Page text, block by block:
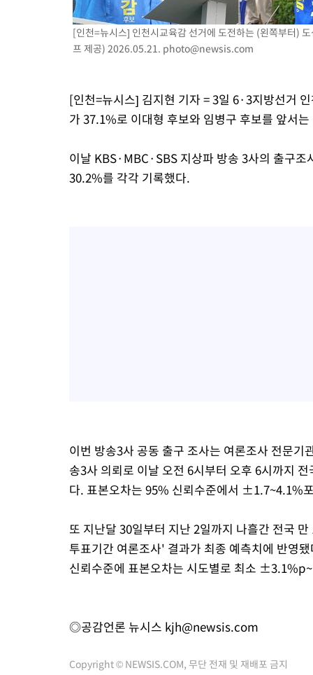
[속보]원·달러 환율, 2.3원 오른 1418.4원 마감
[속보]코스피, 40.89포인트(0.65%) 오른 6299.66 마감
[속보]코스닥, 55.66포인트(6.97%) 오른 854.47 마감
[속보]이 대통령 "2028년 중순까지 광주 군공항 기능 다른 군
으로 임시 배치해 산단 조기 착공"포항스틸야드 관중석 천장 석재 낙하…K리그 전구장 긴급 점검
[속보]코스닥 지수 5%대 급등에 '매수 사이드카' 발동
[속보]원·달러 환율, 오전 9시 1410.3원
[인천=뉴시스] 인천시교육감 선거에 도전하는 (왼쪽부터)
프 제공) 2026.05.21. photo@newsis.com
[인천=뉴시스] 김지현 기자 = 3일 6·3지방선거
가 37.1%로 이대형 후보와 임병구 후보를 앞서
이날 KBS·MBC·SBS 지상파 방송 3사의 출구
30.2%를 각각 기록했다.
이번 방송3사 공동 출구 조사는 여론조사 전문
송3사 의뢰로 이날 오전 6시부터 오후 6시까지
다. 표본오차는 95% 신뢰수준에서 ±1.7~4.1%
또 지난달 30일부터 지난 2일까지 나흘간 전국
투표기간 여론조사' 결과가 최종 예측치에 반영
신뢰수준에 표본오차는 시도별로 최소
◎공감언론 뉴시스 kjh@newsis.com
Copyright © NEWSIS.COM, 무단 전재 및 재배포 금지